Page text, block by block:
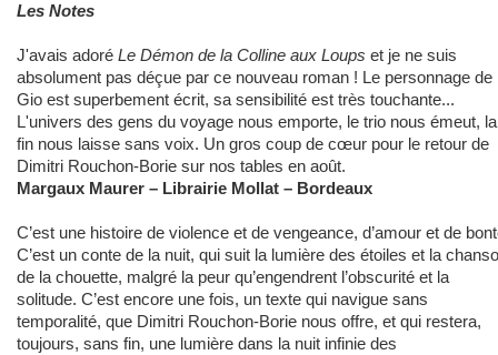
Les Notes
J'avais adoré Le Démon de la Colline aux Loups et je ne suis
absolument pas déçue par ce nouveau roman ! Le personnage de
Gio est superbement écrit, sa sensibilité est très touchante...
L'univers des gens du voyage nous emporte, le trio nous émeut, la
fin nous laisse sans voix. Un gros coup de cœur pour le retour de
Dimitri Rouchon-Borie sur nos tables en août.
Margaux Maurer – Librairie Mollat – Bordeaux
C’est une histoire de violence et de vengeance, d’amour et de
C’est un conte de la nuit, qui suit la lumière des étoiles et la
de la chouette, malgré la peur qu’engendrent l’obscurité et la
solitude. C’est encore une fois, un texte qui navigue sans
temporalité, que Dimitri Rouchon-Borie nous offre, et qui restera,
toujours, sans fin, une lumière dans la nuit infinie des